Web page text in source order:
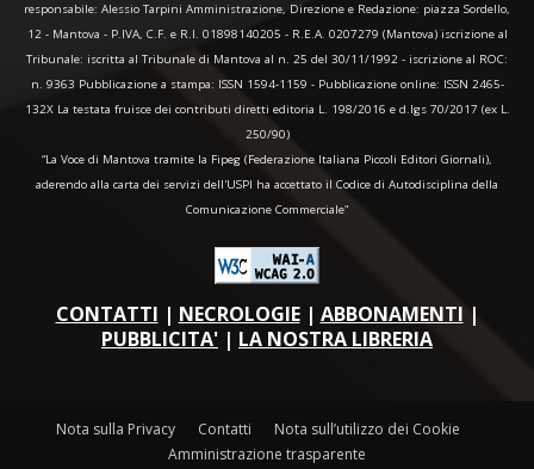
responsabile: Alessio Tarpini Amministrazione, Direzione e Redazione: piazza Sordello,
12 - Mantova - P.IVA, C.F. e R.I. 01898140205 - R.E.A. 0207279 (Mantova) iscrizione al
Tribunale: iscritta al Tribunale di Mantova al n. 25 del 30/11/1992 - iscrizione al ROC:
n. 9363 Pubblicazione a stampa: ISSN 1594-1159 - Pubblicazione online: ISSN 2465-
132X La testata fruisce dei contributi diretti editoria L. 198/2016 e d.lgs 70/2017 (ex L.
250/90)
“La Voce di Mantova tramite la Fipeg (Federazione Italiana Piccoli Editori Giornali),
aderendo alla carta dei servizi dell'USPI ha accettato il Codice di Autodisciplina della
Comunicazione Commerciale"
CONTATTI | NECROLOGIE| ABBONAMENTI |
PUBBLICITA' | LA NOSTRA LIBRERIA
Nota sulla Privacy Contatti
Nota sull’utilizzo dei Cookie
Amministrazione trasparente